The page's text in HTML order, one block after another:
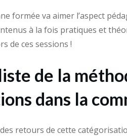
formée va aimer l’aspect
à la fois pratiques et
de ces sessions !
de la
dans la
retours de cette